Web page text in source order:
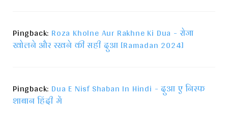
Pingback: Roza Kholne Aur Rakhne Ki Dua - रोजा
खोलने और रखने की सही दुआ [Ramadan 2024]
Pingback: Dua E Nisf Shaban In Hindi - दुआ ए निस्फ
शाबान हिंदी में